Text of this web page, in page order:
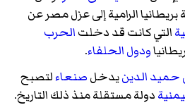
بريطانيا الرامية إلى عزل مصر عن
التي كانت قد دخلتالحرب
ودول الحلفاء.
الدينيدخلصنعاءلتصبح
دولة مستقلة منذ ذلك التاريخ.